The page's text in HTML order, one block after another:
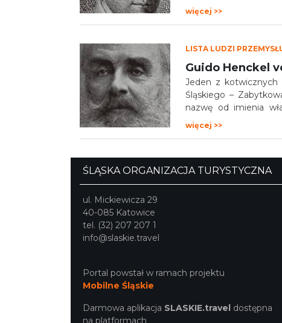
dzieciństwo i
nauki w Clausthall i
ogólne i górnicze.
więcej >>
LISTA LUDZI
Guido Henckel
Jeden z kotwicznych
Śląskiego –
nazwę od imienia
Henckel von
więcej >>
ŚLĄSKA ORGANIZACJA TURYSTYCZNA
ul. Mickiewicza 29
40-085 Katowice
tel. (32) 207 207 1
info@slaskie.travel
Portal powstał w ramach projektu
Mobilne Śląskie
Darmowa aplikacja SLASKIE.travel dostępna
na platformach